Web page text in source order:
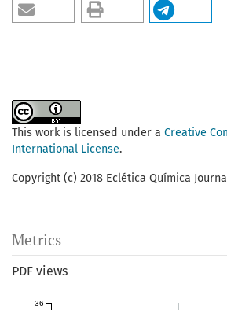
This work is licensed under a Creative
International License.
Copyright (c) 2018 Eclética Química
Metrics
PDF views
36